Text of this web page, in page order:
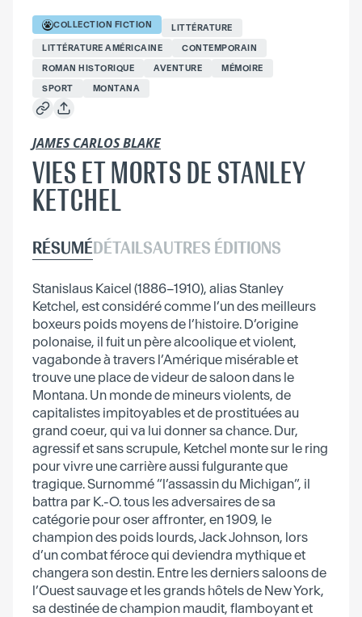
COLLECTION FICTION
LITTÉRATURE
LITTÉRATURE AMÉRICAINE
CONTEMPORAIN
ROMAN HISTORIQUE
AVENTURE
MÉMOIRE
SPORT
MONTANA
JAMES CARLOS BLAKE
VIES ET MORTS DE STANLEY
KETCHEL
RÉSUMÉDÉTAILSAUTRES ÉDITIONS
Stanislaus Kaicel (1886–1910), alias Stanley
Ketchel, est considéré comme l’un des meilleurs
boxeurs poids moyens de l’histoire. D’origine
polonaise, il fuit un père alcoolique et violent,
vagabonde à travers l’Amérique misérable et
trouve une place de videur de saloon dans le
Montana. Un monde de mineurs violents, de
capitalistes impitoyables et de prostituées au
grand coeur, qui va lui donner sa chance. Dur,
agressif et sans scrupule, Ketchel monte sur le ring
pour vivre une carrière aussi fulgurante que
tragique. Surnommé “l’assassin du Michigan”, il
battra par K.-O. tous les adversaires de sa
catégorie pour oser affronter, en 1909, le
champion des poids lourds, Jack Johnson, lors
d’un combat féroce qui deviendra mythique et
changera son destin. Entre les derniers saloons de
l’Ouest sauvage et les grands hôtels de New York,
sa destinée de champion maudit, flamboyant et